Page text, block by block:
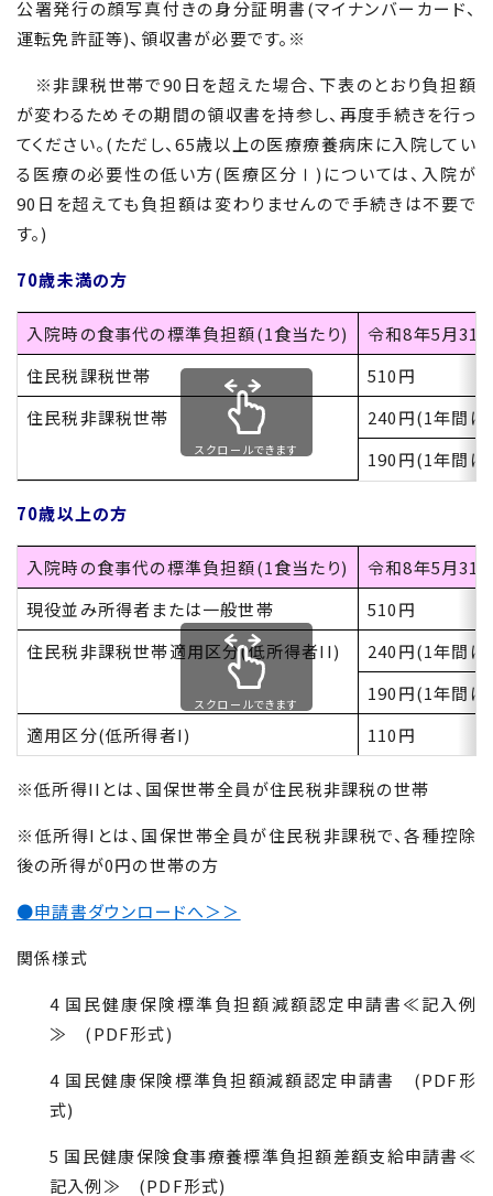
公署発行の顔写真付きの身分証明書(マイナンバーカード、
運転免許証等)、領収書が必要です。※
※非課税世帯で90 日を超えた場合、下表のとおり負担額
が変わるためその期間の領収書を持参し、再度手続きを行っ
てください。(ただし、65歳以上の医療療養病床に入院してい
る医療の必要性の低い方(医療区分Ⅰ ) については、入院が
90 日を超えても負担額は変わりませんので手続きは不要で
す。)
70歳未満の方
入院時の食事代の標準負担額(1食当たり)
令和8年5月31
住民税課税世帯
510円
住民税非課税世帯
240円(1年間に
190円(1年間に
スクロールできます
70歳以上の方
入院時の食事代の標準負担額(1食当たり)
令和8年5月31
現役並み所得者または一般世帯
510円
住民税非課税世帯適用区分(低所得者II)
240円(1年間に
190円(1年間に
適用区分(低所得者I) 110円
スクロールできます
※低所得II とは、国保世帯全員が住民税非課税の世帯
※低所得I とは、国保世帯全員が住民税非課税で、各種控除
後の所得が0円の世帯の方
●申請書ダウンロードへ＞＞
関係様式
4 国民健康保険標準負担額減額認定申請書≪記入例
≫ (PDF形式)
4 国民健康保険標準負担額減額認定申請書 (PDF形
式)
5 国民健康保険食事療養標準負担額差額支給申請書≪
記入例≫ (PDF形式)